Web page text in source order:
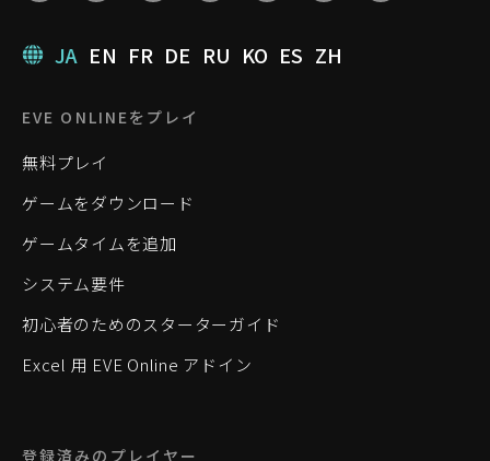
JA EN FR DE RU KO ES ZH
EVE ONLINEをプレイ
無料プレイ
ゲームをダウンロード
ゲームタイムを追加
システム要件
初心者のためのスターターガイド
Excel 用 EVE Online アドイン
登録済みのプレイヤー